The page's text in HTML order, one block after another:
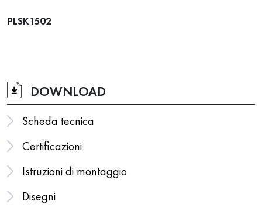
PLSK1502
DOWNLOAD
Scheda tecnica
Certificazioni
Istruzioni di montaggio
Disegni